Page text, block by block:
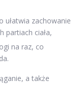
ułatwia zachowanie
partiach ciała,
na raz, co
a także